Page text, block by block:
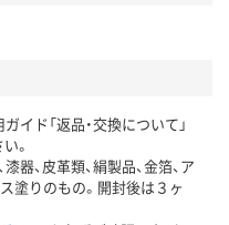
イド「返品・交換について」
。
器、皮革類、絹製品、金箔、ア
ス塗りのもの。開封後は３ヶ